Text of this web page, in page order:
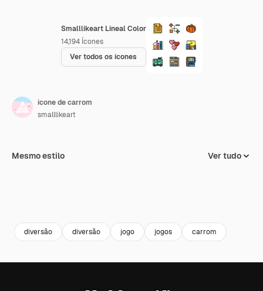
Smalllikeart Lineal Color
14,194 Ícones
Ver todos os ícones
ícone de carrom
smalllikeart
Mesmo estilo Ver tudo
diversão diversão jogo jogos carrom